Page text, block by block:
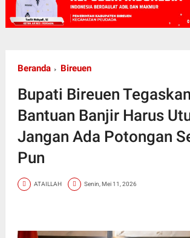
Beranda Bireuen
Bupati Bireuen
Bantuan Banjir Harus
Jangan Ada Potongan
Pun
ATAILLAH Senin, Mei 11, 2026